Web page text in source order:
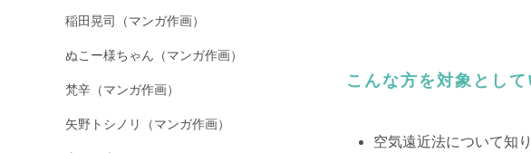
稲田晃司（マンガ作画）
ぬこー様ちゃん（マンガ作画）
梵辛（マンガ作画）
矢野トシノリ（マンガ作画）
こんな方を対象として
空気遠近法について知